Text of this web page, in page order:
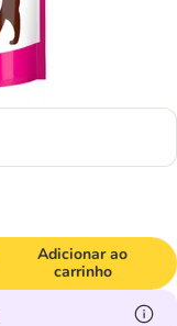
Adicionar ao
carrinho